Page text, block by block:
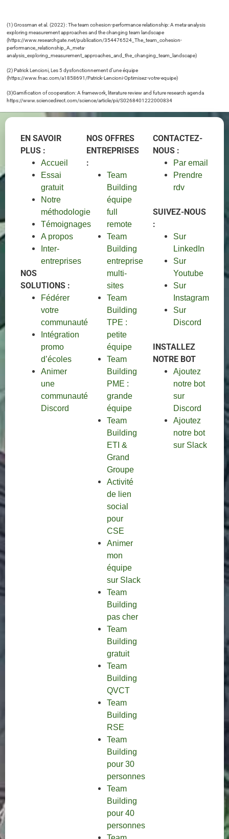
(1) Grossman et al. (2022) : The team cohesion-performance relationship: A meta-analysis
exploring measurement approaches and the changing team landscape
(https://www.researchgate.net/publication/354476524_The_team_cohesion-
performance_relationship_A_meta-
analysis_exploring_measurement_approaches_and_the_changing_team_landscape)
(2) Patrick Lencioni, Les 5 dysfonctionnement d’une équipe
(https://www.fnac.com/a1858691/Patrick-Lencioni-Optimisez-votre-equipe)
(3)Gamification of cooperation: A framework, literature review and future research agenda
https://www.sciencedirect.com/science/article/pii/S0268401222000834
EN SAVOIR
PLUS :
Accueil
Essai
gratuit
Notre
méthodologie
Témoignages
A propos
Inter-
entreprises
NOS
SOLUTIONS :
Fédérer
votre
communauté
Intégration
promo
d’écoles
Animer
une
communauté
Discord
NOS OFFRES
ENTREPRISES
:
Team
Building
équipe
full
remote
Team
Building
entreprise
multi-
sites
Team
Building
TPE :
petite
équipe
Team
Building
PME :
grande
équipe
Team
Building
ETI &
Grand
Groupe
Activité
de lien
social
pour
CSE
Animer
mon
équipe
sur Slack
Team
Building
pas cher
Team
Building
gratuit
Team
Building
QVCT
Team
Building
RSE
Team
Building
pour 30
personnes
Team
Building
pour 40
personnes
CONTACTEZ-
NOUS :
Par email
Prendre
rdv
SUIVEZ-NOUS
:
Sur
LinkedIn
Sur
Youtube
Sur
Instagram
Sur
Discord
INSTALLEZ
NOTRE BOT
Ajoutez
notre bot
sur
Discord
Ajoutez
notre bot
sur Slack